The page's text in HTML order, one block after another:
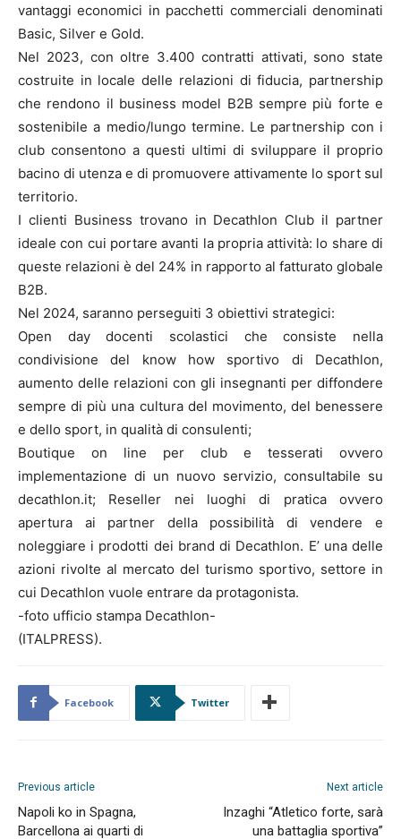
vantaggi economici in pacchetti commerciali denominati
Basic, Silver e Gold.
Nel 2023, con oltre 3.400 contratti attivati, sono state
costruite in locale delle relazioni di fiducia, partnership
che rendono il business model B2B sempre più forte e
sostenibile a medio/lungo termine. Le partnership con i
club consentono a questi ultimi di sviluppare il proprio
bacino di utenza e di promuovere attivamente lo sport sul
territorio.
I clienti Business trovano in Decathlon Club il partner
ideale con cui portare avanti la propria attività: lo share di
queste relazioni è del 24% in rapporto al fatturato globale
B2B.
Nel 2024, saranno perseguiti 3 obiettivi strategici:
Open day docenti scolastici che consiste nella
condivisione del know how sportivo di Decathlon,
aumento delle relazioni con gli insegnanti per diffondere
sempre di più una cultura del movimento, del benessere
e dello sport, in qualità di consulenti;
Boutique on line per club e tesserati ovvero
implementazione di un nuovo servizio, consultabile su
decathlon.it; Reseller nei luoghi di pratica ovvero
apertura ai partner della possibilità di vendere e
noleggiare i prodotti dei brand di Decathlon. E’ una delle
azioni rivolte al mercato del turismo sportivo, settore in
cui Decathlon vuole entrare da protagonista.
-foto ufficio stampa Decathlon-
(ITALPRESS).
Facebook Twitter
Previous article
Napoli ko in Spagna,
Barcellona ai quarti di
Next article
Inzaghi “Atletico forte, sarà
una battaglia sportiva”